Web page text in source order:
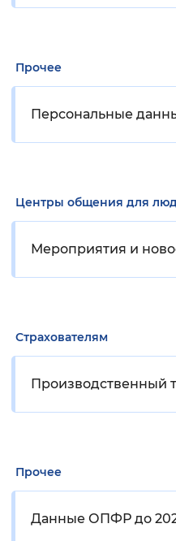
Прочее
Персональные
Центры общения для
Мероприятия и
Страхователям
Производственный
Прочее
Данные ОПФР до